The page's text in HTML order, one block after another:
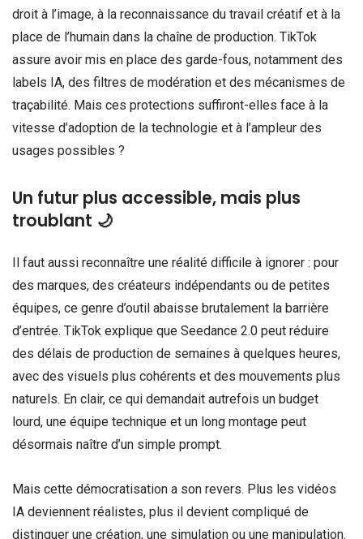
droit à l’image, à la reconnaissance du travail créatif et à la
place de l’humain dans la chaîne de production. TikTok
assure avoir mis en place des garde-fous, notamment des
labels IA, des filtres de modération et des mécanismes de
traçabilité. Mais ces protections suffiront-elles face à la
vitesse d’adoption de la technologie et à l’ampleur des
usages possibles ?
Un futur plus accessible, mais plus
troublant 🌙
Il faut aussi reconnaître une réalité difficile à ignorer : pour
des marques, des créateurs indépendants ou de petites
équipes, ce genre d’outil abaisse brutalement la barrière
d’entrée. TikTok explique que Seedance 2.0 peut réduire
des délais de production de semaines à quelques heures,
avec des visuels plus cohérents et des mouvements plus
naturels. En clair, ce qui demandait autrefois un budget
lourd, une équipe technique et un long montage peut
désormais naître d’un simple prompt.
Mais cette démocratisation a son revers. Plus les vidéos
IA deviennent réalistes, plus il devient compliqué de
distinguer une création, une simulation ou une manipulation.